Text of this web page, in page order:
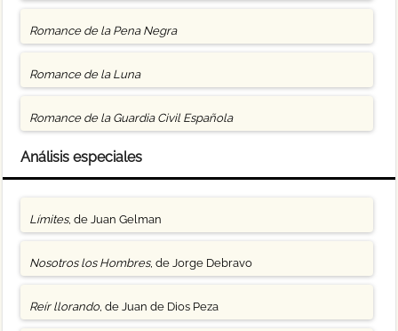
Romance de la Pena Negra
Romance de la Luna
Romance de la Guardia Civil Española
Análisis especiales
Límites, de Juan Gelman
Nosotros los Hombres, de Jorge Debravo
Reír llorando, de Juan de Dios Peza